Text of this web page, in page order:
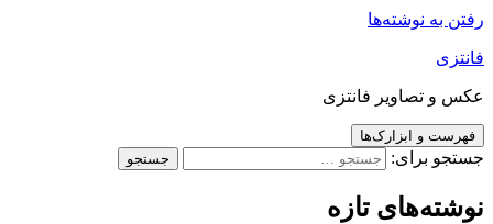
رفتن به نوشته‌ها
فانتزی
عکس و تصاویر فانتزی
فهرست و ابزارک‌ها
جستجو برای:
نوشته‌های تازه